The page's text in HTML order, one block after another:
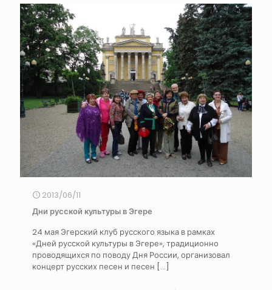
2013/06/11
Дни русской культуры в Эгере
24 мая Эгерский клуб русского языка в рамках
«Дней русской культуры в Эгере», традиционно
проводящихся по поводу Дня России, организовал
концерт русских песен и песен […]